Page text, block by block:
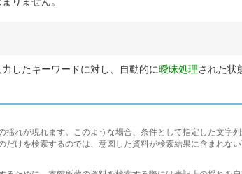
したキーワードに対し、自動的に曖昧処理された状
揺れが現れます。このような場合、条件として指定した文字
だけを検索するのでは、意図した資料が検索結果に含まれな